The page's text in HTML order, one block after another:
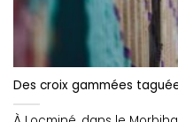
Des croix gammées